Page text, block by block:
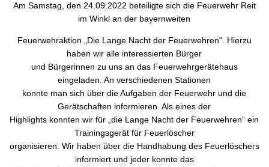
Am Samstag, den 24.09.2022 beteiligte sich die Feuerwehr Reit
im Winkl an der bayernweiten
Feuerwehraktion „Die Lange Nacht der Feuerwehren“. Hierzu
haben wir alle interessierten Bürger
und Bürgerinnen zu uns an das Feuerwehrgerätehaus
eingeladen. An verschiedenen Stationen
konnte man sich über die Aufgaben der Feuerwehr und die
Gerätschaften informieren. Als eines der
Highlights konnten wir für „die Lange Nacht der Feuerwehren“ ein
Trainingsgerät für Feuerlöscher
organisieren. Wir haben über die Handhabung des Feuerlöschers
informiert und jeder konnte das